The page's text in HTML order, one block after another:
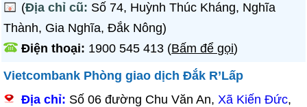
(Địa chỉ cũ: Số 74, Huỳnh Thúc Kháng, Nghĩa
Thành, Gia Nghĩa, Đắk Nông)
Điện thoại: 1900 545 413 (Bấm để gọi)
Vietcombank Phòng giao dịch Đắk R’Lấp
Địa chỉ: Số 06 đường Chu Văn An,Xã Kiến Đức,